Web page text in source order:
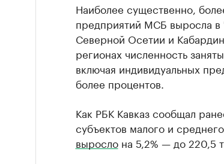
Наиболее существенно,
предприятий МСБ выросла в
Северной Осетии и
регионах численность
включая индивидуальных
более процентов.
Как РБК Кавказ сообщал
субъектов малого и
вырослона 5,2% — до 220,5